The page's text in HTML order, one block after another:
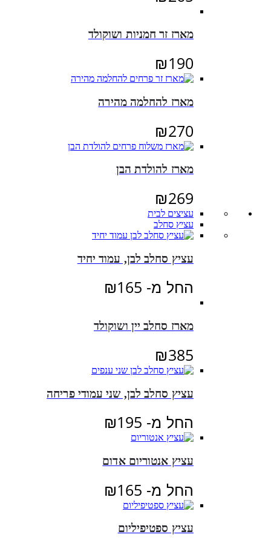
מארז זר חמניות ושוקולד
₪190
מארז להחלמה מהירה
₪270
מארז להולדת הבן
₪269
עציצים לבית
עציץ סחלב
עציץ סחלב לבן, עמוד יחיד
החל מ- ₪165
מארז סחלב יין ושוקולד
₪385
עציץ סחלב לבן, שני עמודי פריחה
החל מ- ₪195
עציץ אנטוריום אדום
החל מ- ₪165
עציץ ספטיפיליום